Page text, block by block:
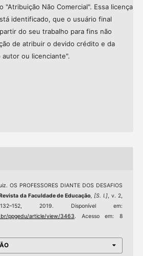
"Atribuição Não Comercial". Essa licença
identificado, que o usuário final
do seu trabalho para fins não
de atribuir o devido crédito e da
ou licenciante".
OS PROFESSORES DIANTE DOS DESAFIOS
da Faculdade de Educação,[S. l.], v. 2,
2019. Disponível em:
ppgedu/article/view/3463. Acesso em: 8